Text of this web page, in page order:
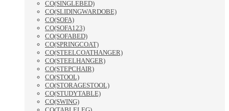
CO(SINGLEBED)
CO(SLIDINGWARDOBE)
CO(SOFA)
CO(SOFA123)
CO(SOFABED)
CO(SPRINGCOAT)
CO(STEELCOATHANGER)
CO(STEELHANGER)
CO(STEPCHAIR)
CO(STOOL)
CO(STORAGESTOOL)
CO(STUDYTABLE)
CO(SWING)